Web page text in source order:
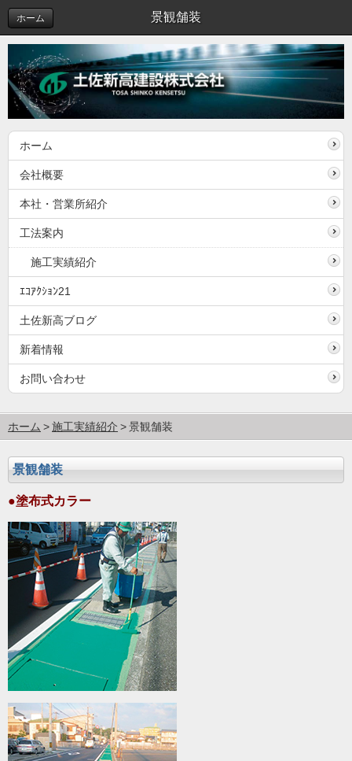
景観舗装
ホーム
ホーム
会社概要
本社・営業所紹介
工法案内
施工実績紹介
ｴｺｱｸｼｮﾝ21
土佐新高ブログ
新着情報
お問い合わせ
ホーム 施工実績紹介 景観舗装
景観舗装
●塗布式カラー